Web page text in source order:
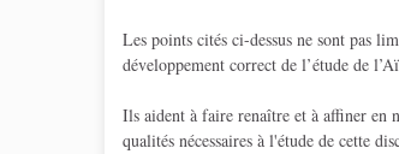
Les points cités ci-dessus ne sont pas
développement correct de l’étude de
Ils aident à faire renaître et à affiner en
qualités nécessaires à l'étude de cette